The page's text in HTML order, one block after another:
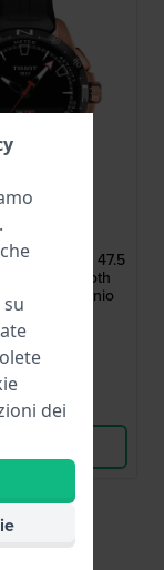
Tissot
Solar 47.5
bluetooth
Digi in titanio
€
Confronta
dei